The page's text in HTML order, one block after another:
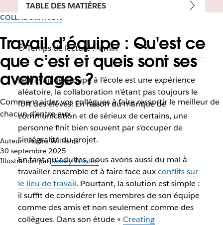
COLLABORATION
Travail d’équipe : Qu'est ce
que c'est et quels sont ses
avantages ?
Comment aider vos collègues à faire ressortir le meilleur de
chacun d’entre eux
Auteur : Audra Williams
30 septembre 2025
Illustration parKelsey Wroten
TABLE DES MATIÈRES
Temps de lecture : 4 min
Le travail de groupe à l’école est une expérience
aléatoire, la collaboration n’étant pas toujours le
fort des élèves. En raison du manque de
communication et de sérieux de certains, une
personne finit bien souvent par s’occuper de
l’intégralité du projet.
En tant qu’adultes, nous avons aussi du mal à
travailler ensemble et à faire face auxconflits sur
le lieu de travail. Pourtant, la solution est simple :
il suffit de considérer les membres de son équipe
comme des amis et non seulement comme des
collègues. Dans son étude « Creating